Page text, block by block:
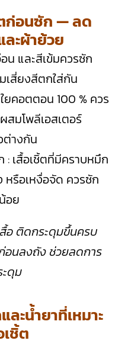
ก่อนซัก — ลด
ะผ้าย้วย
น และสีเข้มควรซัก
เสี่ยงสีตกใส่กัน
ยคอตตอน 100 % ควร
มโพลีเอสเตอร์
ต่างกัน
เสื้อเชิ้ตที่มีคราบหมึก
หรือเหงื่อจัด ควรซัก
อย
อ ติดกระดุมขึ้นครบ
อนลงถัง ช่วยลดการ
ดุม
ะน้ำยาที่เหมาะ
ชิ้ต